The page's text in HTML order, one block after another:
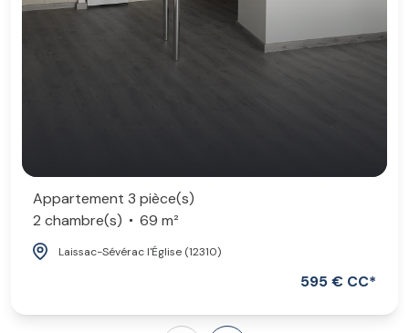
Appartement 3 pièce(s)
2 chambre(s)
69 m²
Laissac-Sévérac l'Église (12310)
595 € CC*